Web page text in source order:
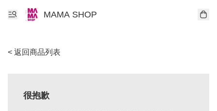
MAMA SHOP
< 返回商品列表
很抱歉